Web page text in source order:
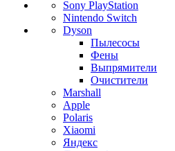
Sony PlayStation
Nintendo Switch
Dyson
Пылесосы
Фены
Выпрямители
Очистители
Marshall
Apple
Polaris
Xiaomi
Яндекс